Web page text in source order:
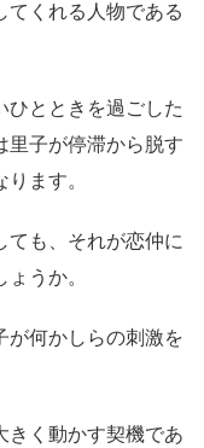
くれる人物である
とときを過ごした
里子が停滞から脱す
ます。
ても、それが恋仲に
うか。
が何かしらの刺激を
きく動かす契機であ